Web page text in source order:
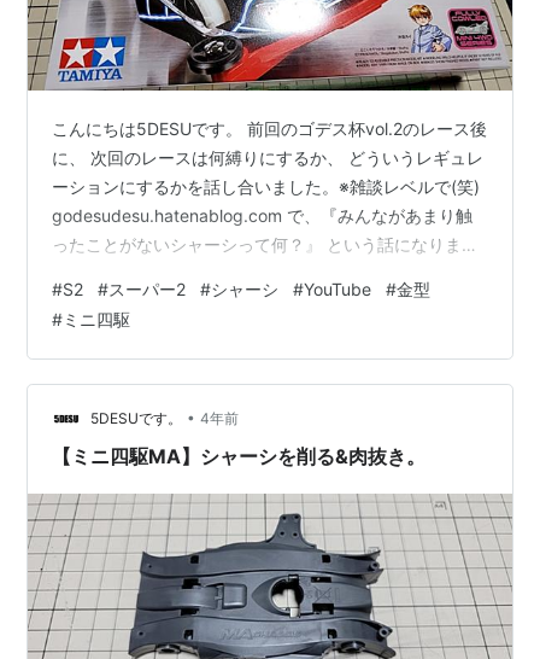
こんにちは5DESUです。 前回のゴデス杯vol.2のレース後
に、 次回のレースは何縛りにするか、 どういうレギュレ
ーションにするかを話し合いました。※雑談レベルで(笑)
godesudesu.hatenablog.com で、『みんながあまり触
ったことがないシャーシって何？』 という話になりまし
いという 意見が多かったので、 『じゃあスーパー2シャ
ーシ縛りで！』 ということになりまして・・・。 僕もベ
アホークのボディが欲しくて、 ベアホークRSを買ったこ
とがありますが、 リンク 素組をしただけだったので、ど
んなシャーシなのかは よく理解して…
#S2 #スーパー2 #シャーシ #YouTube #金型
#ミニ四駆
5DESUです。 • 4年前
【ミニ四駆MA】シャーシを削る&肉抜き。